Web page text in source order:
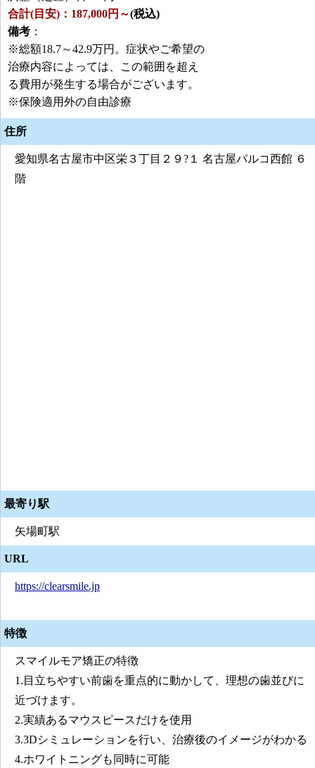
合計(目安)：187,000円～(税込)
備考 ：
※総額18.7～42.9万円。症状やご希望の
治療内容によっては、この範囲を超え
る費用が発生する場合がございます。
※保険適用外の自由診療
住所
愛知県名古屋市中区栄３丁目２９?１ 名古屋パルコ西館 ６
階
最寄り駅
矢場町駅
URL
https://clearsmile.jp
特徴
スマイルモア矯正の特徴
1.目立ちやすい前歯を重点的に動かして、理想の歯並びに
近づけます。
2.実績あるマウスピースだけを使用
3.3Dシミュレーションを行い、治療後のイメージがわかる
4.ホワイトニングも同時に可能